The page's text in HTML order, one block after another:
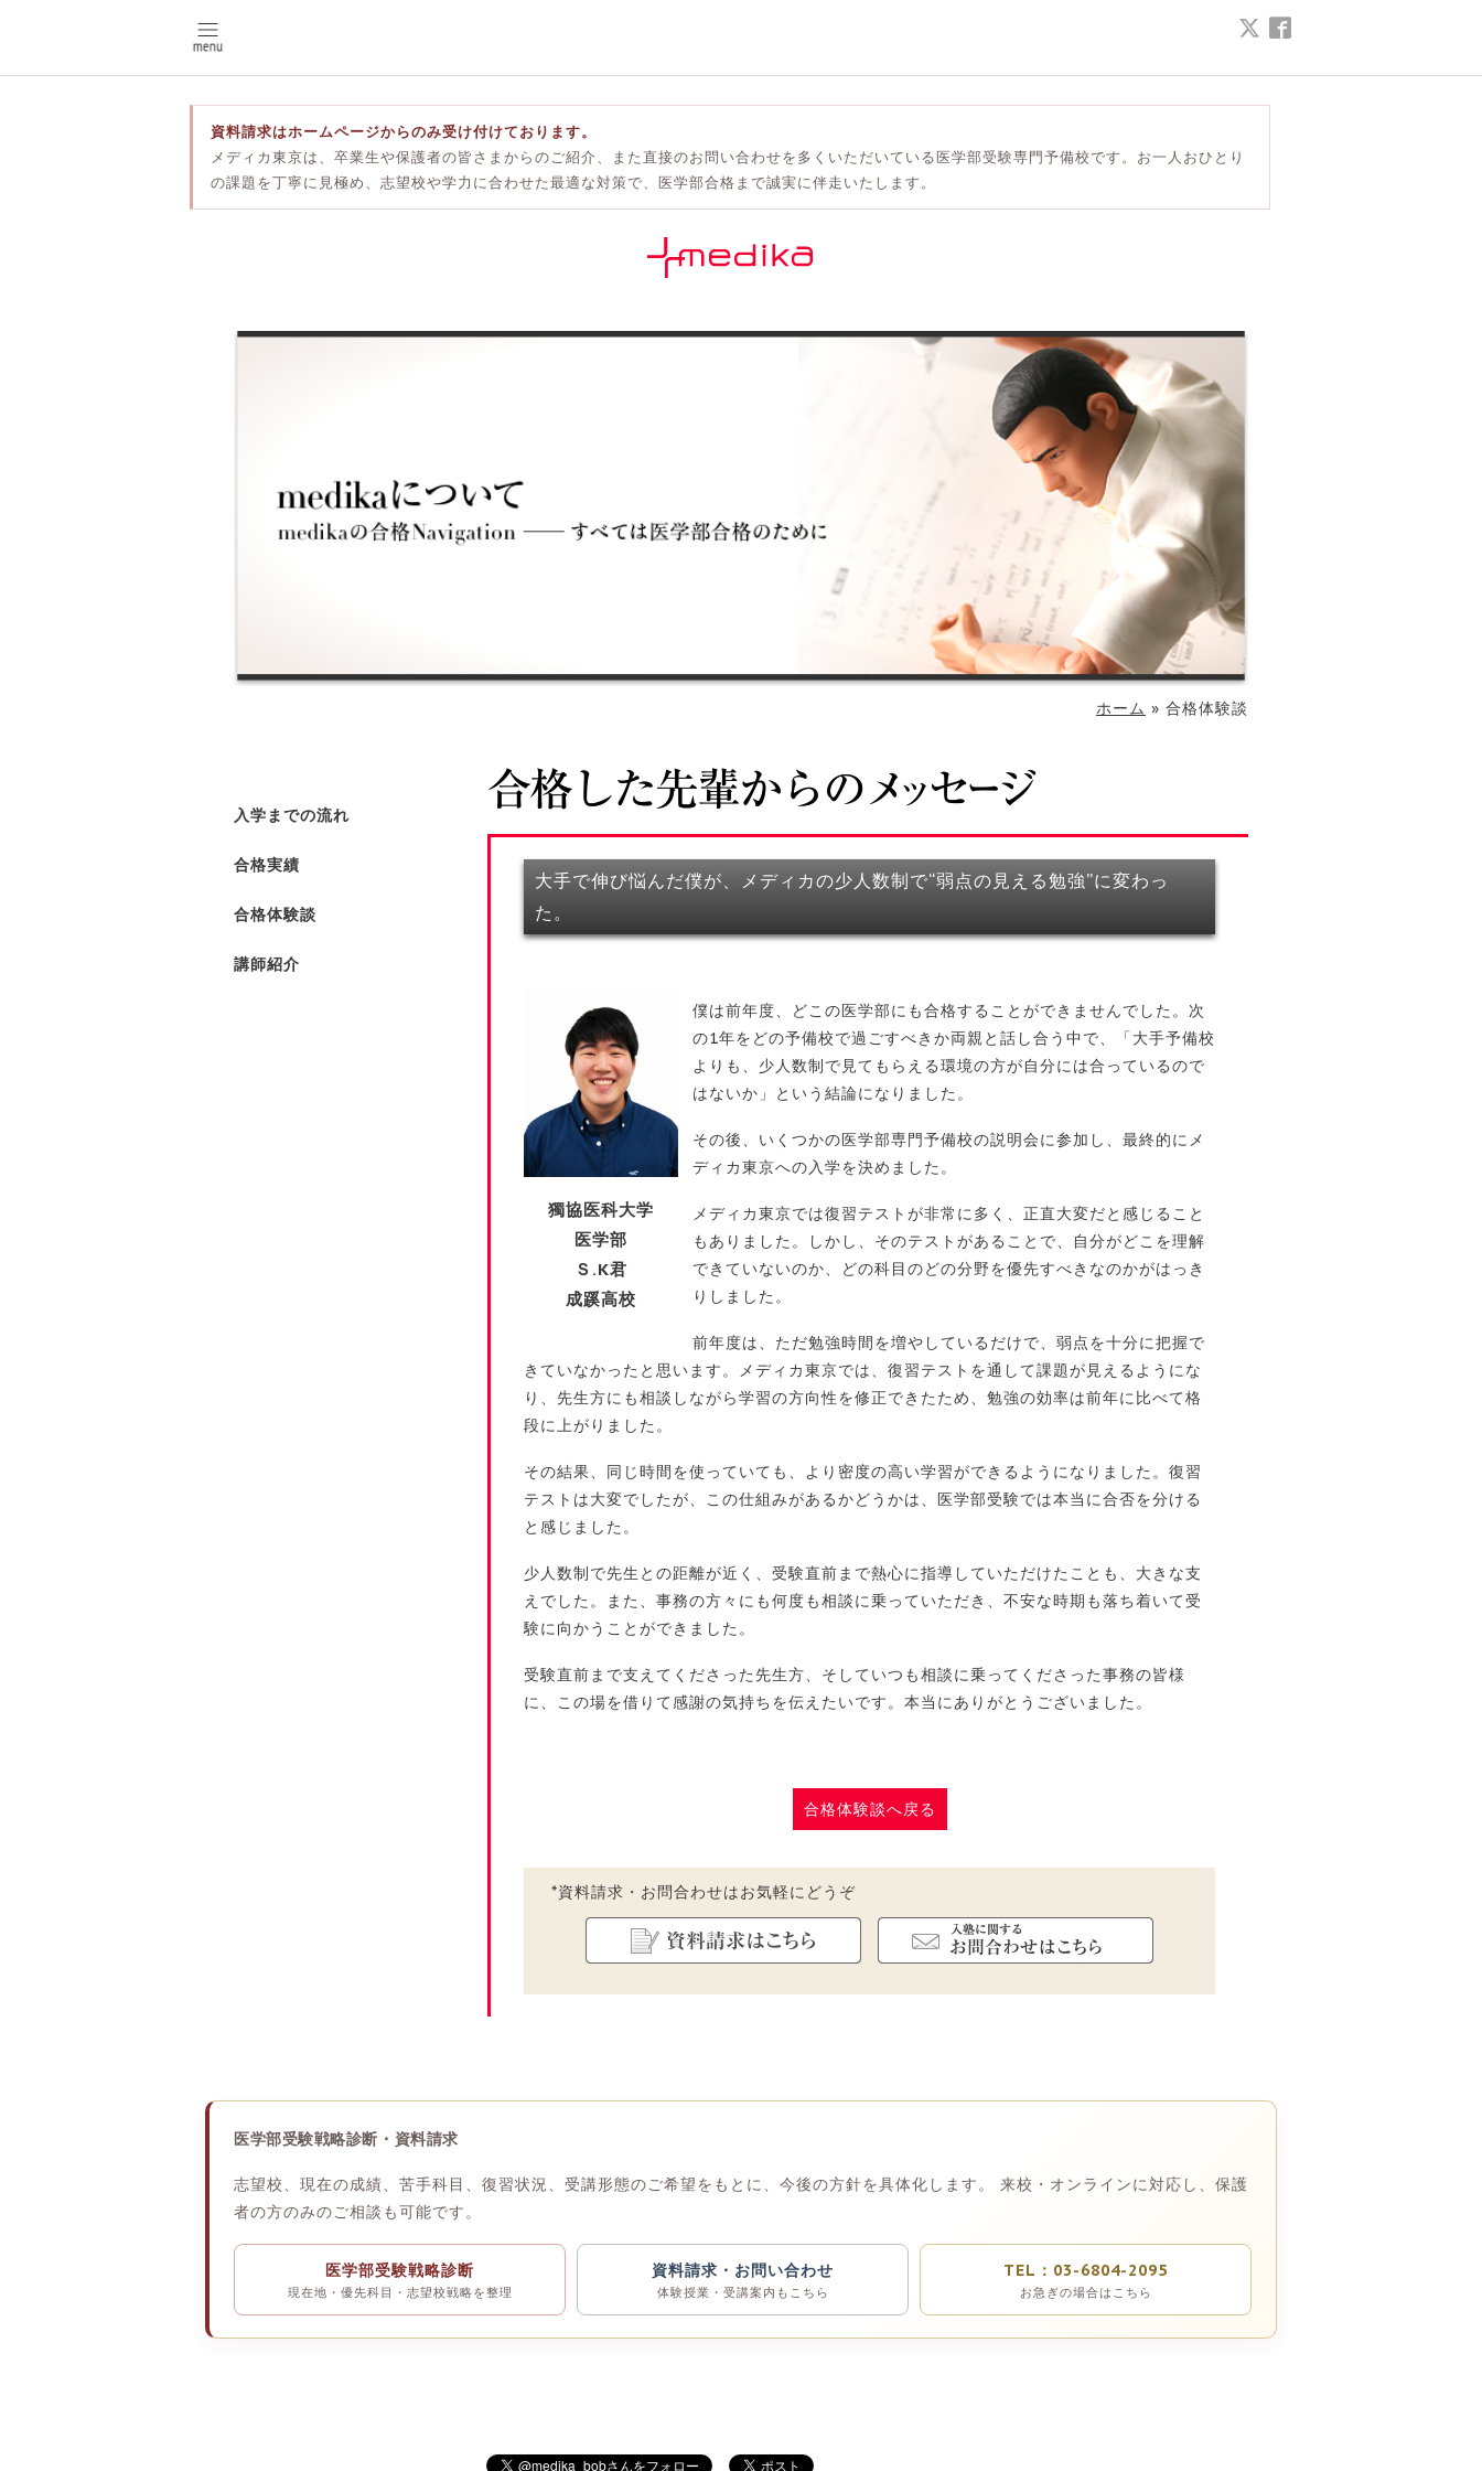
資料請求はホームページからのみ受け付けております。
メディカ東京は、卒業生や保護者の皆さまからのご紹介、また直接のお問い合わせを多くいただいている医学部受験専門予備校です。お一人おひとり
の課題を丁寧に見極め、志望校や学力に合わせた最適な対策で、医学部合格まで誠実に伴走いたします。
ホーム » 合格体験談
入学までの流れ
合格実績
合格体験談
講師紹介
大手で伸び悩んだ僕が、メディカの少人数制で“弱点の見える勉強”に変わっ
た。
獨協医科大学
医学部
Ｓ.K君
成蹊高校
僕は前年度、どこの医学部にも合格することができませんでした。次
の1年をどの予備校で過ごすべきか両親と話し合う中で、「大手予備校
よりも、少人数制で見てもらえる環境の方が自分には合っているので
はないか」という結論になりました。
その後、いくつかの医学部専門予備校の説明会に参加し、最終的にメ
ディカ東京への入学を決めました。
メディカ東京では復習テストが非常に多く、正直大変だと感じること
もありました。しかし、そのテストがあることで、自分がどこを理解
できていないのか、どの科目のどの分野を優先すべきなのかがはっき
りしました。
前年度は、ただ勉強時間を増やしているだけで、弱点を十分に把握で
きていなかったと思います。メディカ東京では、復習テストを通して課題が見えるようにな
り、先生方にも相談しながら学習の方向性を修正できたため、勉強の効率は前年に比べて格
段に上がりました。
その結果、同じ時間を使っていても、より密度の高い学習ができるようになりました。復習
テストは大変でしたが、この仕組みがあるかどうかは、医学部受験では本当に合否を分ける
と感じました。
少人数制で先生との距離が近く、受験直前まで熱心に指導していただけたことも、大きな支
えでした。また、事務の方々にも何度も相談に乗っていただき、不安な時期も落ち着いて受
験に向かうことができました。
受験直前まで支えてくださった先生方、そしていつも相談に乗ってくださった事務の皆様
に、この場を借りて感謝の気持ちを伝えたいです。本当にありがとうございました。
合格体験談へ戻る
*資料請求・お問合わせはお気軽にどうぞ
医学部受験戦略診断・資料請求
志望校、現在の成績、苦手科目、復習状況、受講形態のご希望をもとに、今後の方針を具体化します。 来校・オンラインに対応し、保護
者の方のみのご相談も可能です。
医学部受験戦略診断
現在地・優先科目・志望校戦略を整理
資料請求・お問い合わせ
体験授業・受講案内もこちら
TEL：03-6804-2095
お急ぎの場合はこちら